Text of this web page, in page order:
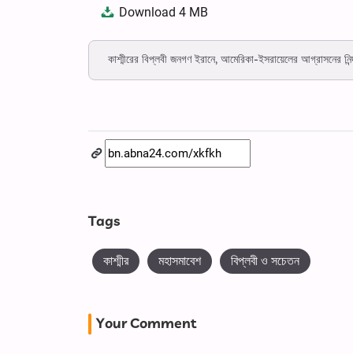
Download4 MB
কাশ্মীরের বিপ্লবী জনগণ ইরানে, আমেরিকা-ইসরায়েলের আগ্রাসনের
Tags
কাশ্মীর মহাসমাবেশ বিপ্লবী ও সচেতন
Your Comment